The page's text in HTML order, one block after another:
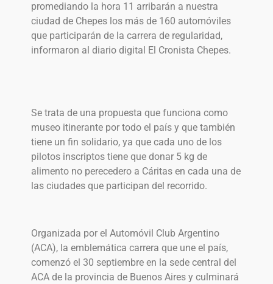
promediando la hora 11 arribarán a nuestra
ciudad de Chepes los más de 160 automóviles
que participarán de la carrera de regularidad,
informaron al diario digital El Cronista Chepes.
Se trata de una propuesta que funciona como
museo itinerante por todo el país y que también
tiene un fin solidario, ya que cada uno de los
pilotos inscriptos tiene que donar 5 kg de
alimento no perecedero a Cáritas en cada una de
las ciudades que participan del recorrido.
Organizada por el Automóvil Club Argentino
(ACA), la emblemática carrera que une el país,
comenzó el 30 septiembre en la sede central del
ACA de la provincia de Buenos Aires y culminará